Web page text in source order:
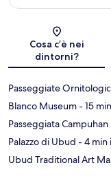
Cosa c’è nei
dintorni?
Passeggiate
Blanco Museum- 15
Passeggiata
Palazzo di Ubud - 4 min
Ubud Traditional Art